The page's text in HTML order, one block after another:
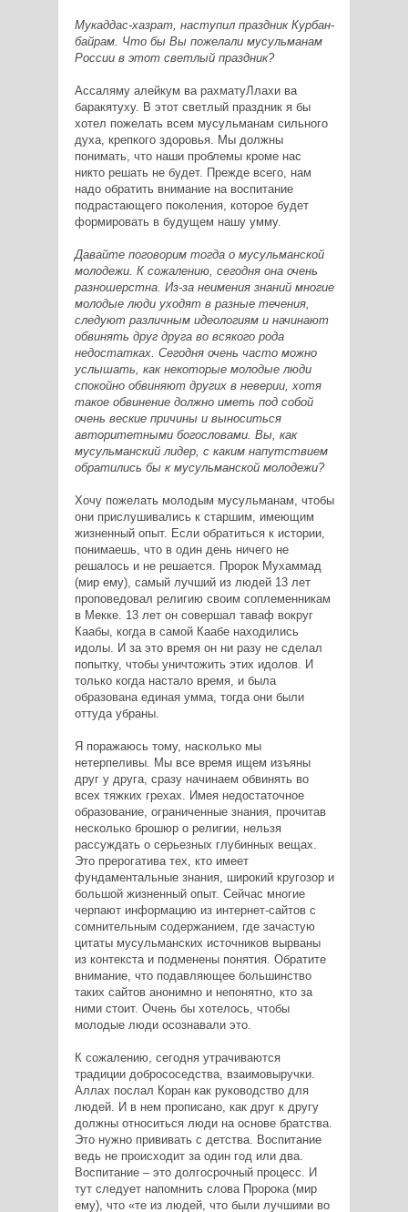
Мукаддас-хазрат, наступил праздник Курбан-
байрам. Что бы Вы пожелали мусульманам
России в этот светлый праздник?
Ассаляму алейкум ва рахматуЛлахи ва
баракятуху. В этот светлый праздник я бы
хотел пожелать всем мусульманам сильного
духа, крепкого здоровья. Мы должны
понимать, что наши проблемы кроме нас
никто решать не будет. Прежде всего, нам
надо обратить внимание на воспитание
подрастающего поколения, которое будет
формировать в будущем нашу умму.
Давайте поговорим тогда о мусульманской
молодежи. К сожалению, сегодня она очень
разношерстна. Из-за неимения знаний многие
молодые люди уходят в разные течения,
следуют различным идеологиям и начинают
обвинять друг друга во всякого рода
недостатках. Сегодня очень часто можно
услышать, как некоторые молодые люди
спокойно обвиняют других в неверии, хотя
такое обвинение должно иметь под собой
очень веские причины и выноситься
авторитетными богословами. Вы, как
мусульманский лидер, с каким напутствием
обратились бы к мусульманской молодежи?
Хочу пожелать молодым мусульманам, чтобы
они прислушивались к старшим, имеющим
жизненный опыт. Если обратиться к истории,
понимаешь, что в один день ничего не
решалось и не решается. Пророк Мухаммад
(мир ему), самый лучший из людей 13 лет
проповедовал религию своим соплеменникам
в Мекке. 13 лет он совершал таваф вокруг
Каабы, когда в самой Каабе находились
идолы. И за это время он ни разу не сделал
попытку, чтобы уничтожить этих идолов. И
только когда настало время, и была
образована единая умма, тогда они были
оттуда убраны.
Я поражаюсь тому, насколько мы
нетерпеливы. Мы все время ищем изъяны
друг у друга, сразу начинаем обвинять во
всех тяжких грехах. Имея недостаточное
образование, ограниченные знания, прочитав
несколько брошюр о религии, нельзя
рассуждать о серьезных глубинных вещах.
Это прерогатива тех, кто имеет
фундаментальные знания, широкий кругозор и
большой жизненный опыт. Сейчас многие
черпают информацию из интернет-сайтов с
сомнительным содержанием, где зачастую
цитаты мусульманских источников вырваны
из контекста и подменены понятия. Обратите
внимание, что подавляющее большинство
таких сайтов анонимно и непонятно, кто за
ними стоит. Очень бы хотелось, чтобы
молодые люди осознавали это.
К сожалению, сегодня утрачиваются
традиции добрососедства, взаимовыручки.
Аллах послал Коран как руководство для
людей. И в нем прописано, как друг к другу
должны относиться люди на основе братства.
Это нужно прививать с детства. Воспитание
ведь не происходит за один год или два.
Воспитание – это долгосрочный процесс. И
тут следует напомнить слова Пророка (мир
ему), что «те из людей, что были лучшими во